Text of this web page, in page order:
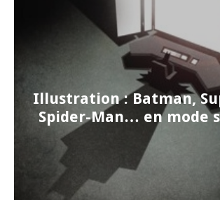
Illustration : Batman,
Spider-Man… en mode